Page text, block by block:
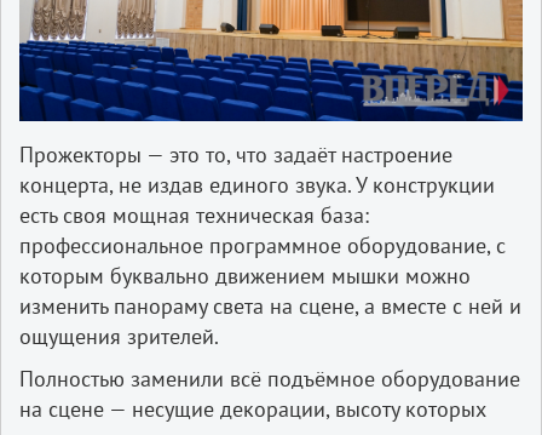
Прожекторы — это то, что задаёт настроение
концерта, не издав единого звука. У конструкции
есть своя мощная техническая база:
профессиональное программное оборудование, с
которым буквально движением мышки можно
изменить панораму света на сцене, а вместе с ней и
ощущения зрителей.
Полностью заменили всё подъёмное оборудование
на сцене — несущие декорации, высоту которых